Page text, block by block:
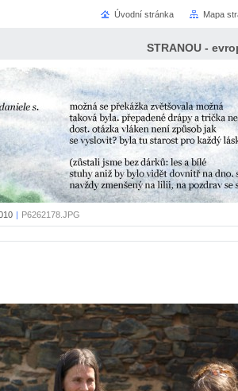
STRANOU -
| P6262178.JPG
Úvodní stránka Mapa